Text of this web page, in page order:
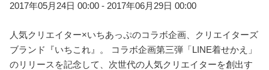
2017年05月24日 00:00 - 2017年06月29日 00:00
人気クリエイター×いちあっぷのコラボ企画、クリエイターズ
ブランド『いちこれ』。 コラボ企画第三弾「LINE着せかえ」
のリリースを記念して、次世代の人気クリエイターを創出す